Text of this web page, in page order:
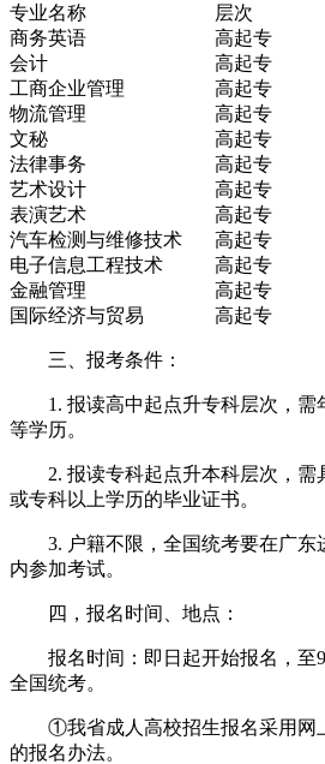
专业名称 层次
商务英语
高起专
会计
高起专
工商企业管理
高起专
物流管理
高起专
文秘
高起专
法律事务
高起专
艺术设计
高起专
表演艺术
高起专
汽车检测与维修技术
高起专
电子信息工程技术
高起专
金融管理
高起专
国际经济与贸易
高起专
三、报考条件：
1. 报读高中起点升专科层次，需
等学历。
2. 报读专科起点升本科层次，需
或专科以上学历的毕业证书。
3. 户籍不限，全国统考要在广东
内参加考试。
四，报名时间、地点：
报名时间：即日起开始报名，至9
全国统考。
①我省成人高校招生报名采用网
的报名办法。